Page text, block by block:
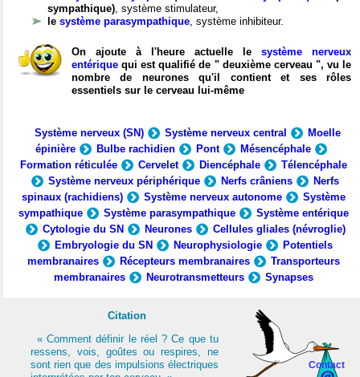
sympathique), système stimulateur,
le système parasympathique, système inhibiteur.
On ajoute à l'heure actuelle le système nerveux
entérique qui est qualifié de " deuxième cerveau ", vu le
nombre de neurones qu'il contient et ses rôles
essentiels sur le cerveau lui-même
Système nerveux (SN) Système nerveux central
Moelle
épinière
Bulbe rachidien Pont
Mésencéphale
Formation réticulée
Cervelet Diencéphale
Télencéphale
Système nerveux périphérique
Nerfs crâniens
Nerfs
spinaux (rachidiens)
Système nerveux autonome
Système
sympathique
Système parasympathique
Système entérique
Cytologie du SN
Neurones
Cellules gliales (névroglie)
Embryologie du SN
Neurophysiologie
Potentiels
membranaires
Récepteurs membranaires
Transporteurs
membranaires
Neurotransmetteurs Synapses
Contact
Citation
« Comment définir le réel ? Ce que tu
ressens, vois, goûtes ou respires, ne
sont rien que des impulsions électriques